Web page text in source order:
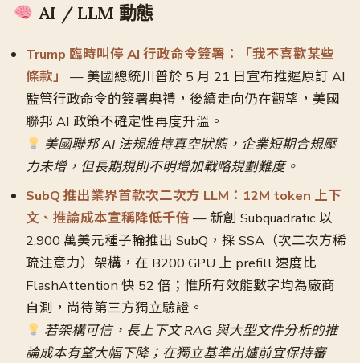
AI / LLM 動態
Trump 臨時叫停 AI 行政命令簽署：「我不喜歡某些
條款」
— 美國總統川普於 5 月 21 日宣布推遲原訂 AI
監管行政命令的簽署典禮，後續走向仍在觀望，美國
聯邦 AI 政策不確定性再度升溫。
美國聯邦 AI 法規維持真空狀態，企業短期合規壓
力未增，但長期規則不明增加戰略規劃難度。
SubQ 推出業界首款次二次方 LLM：12M token 上下
文、推論成本宣稱降低千倍 — 新創 Subquadratic 以
2,900 萬美元種子輪推出 SubQ，採 SSA（次二次方稀
疏注意力）架構，在 B200 GPU 上 prefill 速度比
FlashAttention 快 52 倍；惟所有效能數字均為廠商
自測，尚待第三方獨立驗證。
若架構可信，長上下文 RAG 與大型文件分析的推
論成本有望大幅下降；在獨立基準出爐前宜保持審